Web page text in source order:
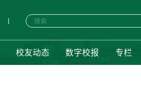
校友动态 数字校报 专栏